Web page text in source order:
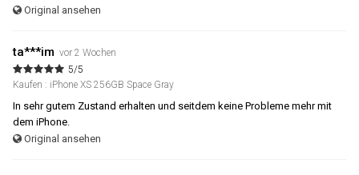
Original ansehen
ta***im vor 2 Wochen
5/5
Kaufen : iPhone XS 256GB Space Gray
In sehr gutem Zustand erhalten und seitdem keine Probleme mehr mit
dem iPhone.
Original ansehen